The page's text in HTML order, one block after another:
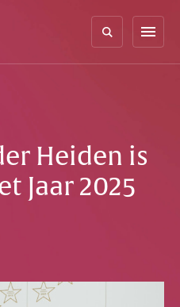
menu
Heiden is
Jaar 2025